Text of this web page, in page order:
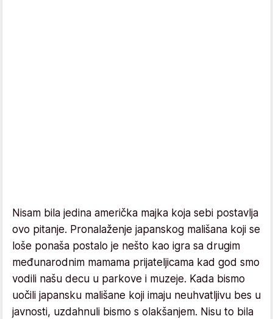
Nisam bila jedina američka majka koja sebi postavlja
ovo pitanje. Pronalaženje japanskog mališana koji se
loše ponaša postalo je nešto kao igra sa drugim
međunarodnim mamama prijateljicama kad god smo
vodili našu decu u parkove i muzeje. Kada bismo
uočili japansku mališane koji imaju neuhvatljivu bes u
javnosti, uzdahnuli bismo s olakšanjem. Nisu to bila